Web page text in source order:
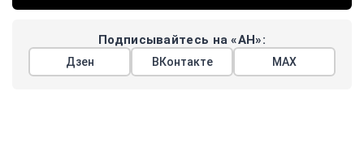
Подписывайтесь на «АН»:
Дзен ВКонтакте МАХ